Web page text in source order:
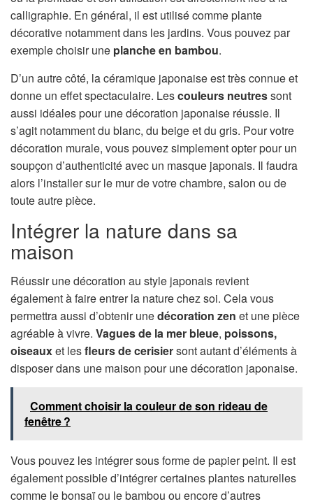
calligraphie. En général, il est utilisé comme plante
décorative notamment dans les jardins. Vous pouvez par
exemple choisir une planche en bambou.
D’un autre côté, la céramique japonaise est très connue et
donne un effet spectaculaire. Lescouleurs neutressont
aussi idéales pour une décoration japonaise réussie. Il
s’agit notamment du blanc, du beige et du gris. Pour votre
décoration murale, vous pouvez simplement opter pour un
soupçon d’authenticité avec un masque japonais. Il faudra
alors l’installer sur le mur de votre chambre, salon ou de
toute autre pièce.
Intégrer la nature dans sa
maison
Réussir une décoration au style japonais revient
également à faire entrer la nature chez soi. Cela vous
permettra aussi d’obtenir unedécoration zen et une pièce
agréable à vivre. Vagues de la mer bleue, poissons,
oiseauxet lesfleurs de cerisiersont autant d’éléments à
disposer dans une maison pour une décoration japonaise.
Comment choisir la couleur de son rideau de
fenêtre ?
Vous pouvez les intégrer sous forme de papier peint. Il est
également possible d’intégrer certaines plantes naturelles
comme le bonsaï ou le bambou ou encore d’autres